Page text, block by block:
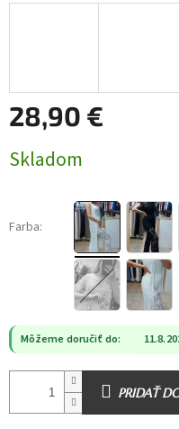
28,90 €
cena:
Skladom
Farba:
Môžeme doručiť do:
PRIDAŤ